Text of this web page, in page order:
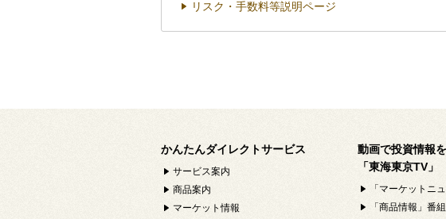
リスク・手数料等説明ページ
かんたんダイレクトサービス
サービス案内
商品案内
マーケット情報
動画で投資情報
「東海東京TV」
「マーケットニ
「商品情報」番組